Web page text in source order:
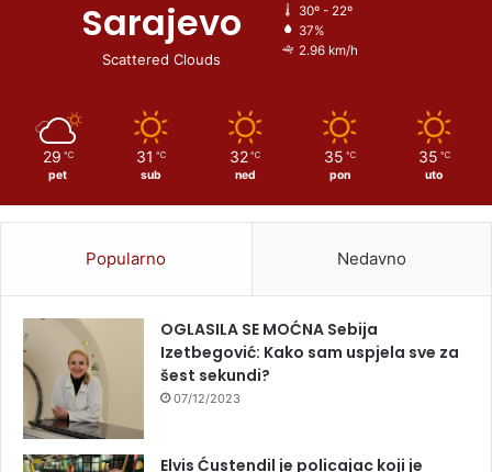
Sarajevo
Scattered Clouds
30º - 22º
37%
2.96 km/h
29 ℃
pet
31 ℃
sub
32 ℃
ned
35 ℃
pon
35 ℃
uto
Popularno Nedavno
OGLASILA SE MOĆNA Sebija
Izetbegović: Kako sam uspjela sve za
šest sekundi?
07/12/2023
Elvis Ćustendil je policajac koji je